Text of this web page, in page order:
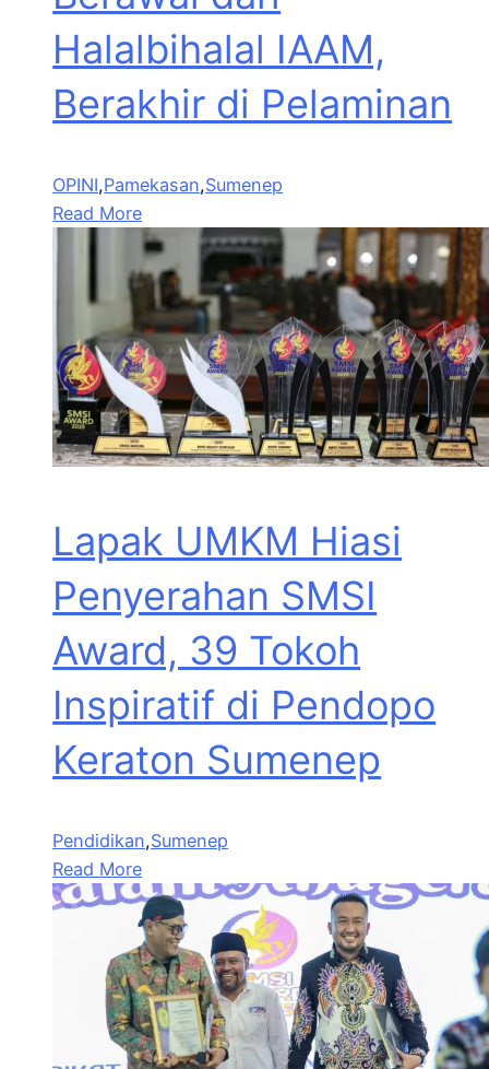
Halalbihalal IAAM,
Berakhir di Pelaminan
OPINI,Pamekasan,Sumenep
Read More
Lapak UMKM Hiasi
Penyerahan SMSI
Award, 39 Tokoh
Inspiratif di Pendopo
Keraton Sumenep
Pendidikan,Sumenep
Read More